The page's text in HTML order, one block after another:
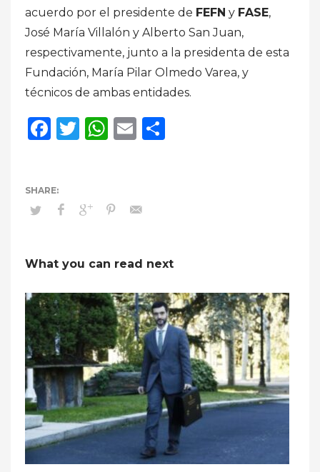
acuerdo por el presidente de FEFN y FASE,
José María Villalón y Alberto San Juan,
respectivamente, junto a la presidenta de esta
Fundación, María Pilar Olmedo Varea, y
técnicos de ambas entidades.
Facebook
Twitter
WhatsApp
Email
What you can read next